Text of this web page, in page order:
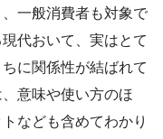
一般消費者も対象で
代おいて、実はとて
に関係性が結ばれて
意味や使い方のほ
なども含めてわかり